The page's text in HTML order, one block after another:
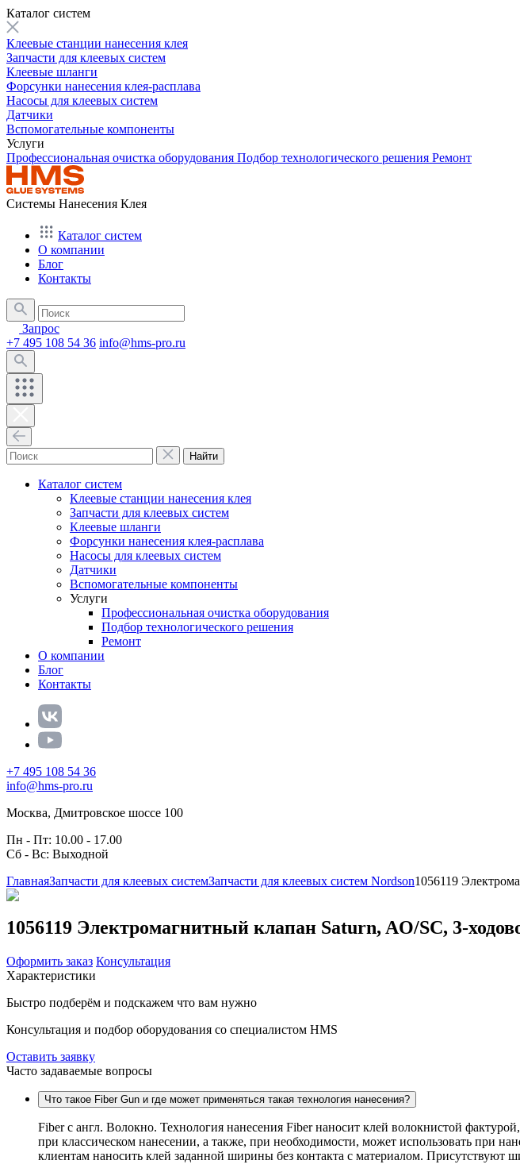
Каталог систем
Клеевые станции нанесения клея
Запчасти для клеевых систем
Клеевые шланги
Форсунки нанесения клея-расплава
Насосы для клеевых систем
Датчики
Вспомогательные компоненты
Услуги
Профессиональная очистка оборудования Подбор технологического решения Ремонт
Системы Нанесения Клея
Каталог систем
О компании
Блог
Контакты
Запрос
+7 495 108 54 36 info@hms-pro.ru
Найти
Каталог систем
Клеевые станции нанесения клея
Запчасти для клеевых систем
Клеевые шланги
Форсунки нанесения клея-расплава
Насосы для клеевых систем
Датчики
Вспомогательные компоненты
Услуги
Профессиональная очистка оборудования
Подбор технологического решения
Ремонт
О компании
Блог
Контакты
+7 495 108 54 36
info@hms-pro.ru
Москва, Дмитровское шоссе 100
Пн - Пт: 10.00 - 17.00
Сб - Вс: Выходной
ГлавнаяЗапчасти для клеевых системЗапчасти для клеевых систем Nordson1056119
1056119 Электромагнитный клапан Saturn, AO/SC, 3-
Оформить заказ Консультация
Характеристики
Быстро подберём и подскажем что вам нужно
Консультация и подбор оборудования со специалистом HMS
Оставить заявку
Часто задаваемые вопросы
Что такое Fiber Gun и где может применяться такая технология нанесения?
Fiber c англ. Волокно. Технология нанесения Fiber наносит клей волокнистой
при классическом нанесении, а также, при необходимости, может использовать при
клиентам наносить клей заданной ширины без контакта с материалом. Присутствуют